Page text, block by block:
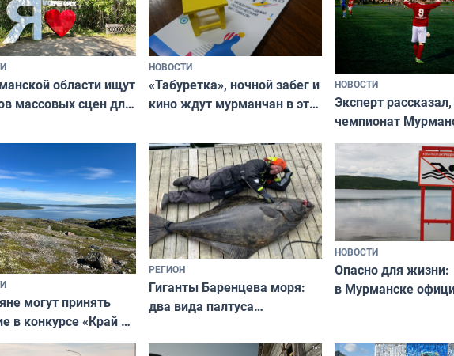
области ищут
массовых сцен для
фильме
НОВОСТИ
«Табуретка», ночной забег и
кино ждут мурманчан в эти
НОВОСТИ
Эксперт
чемпионат
области по
незамеченным
могут принять
в конкурсе «Край у
границы: фотогид
РЕГИОН
Гиганты Баренцева моря:
два вида палтуса
НОВОСТИ
Опасно для жизни:
в Мурманске